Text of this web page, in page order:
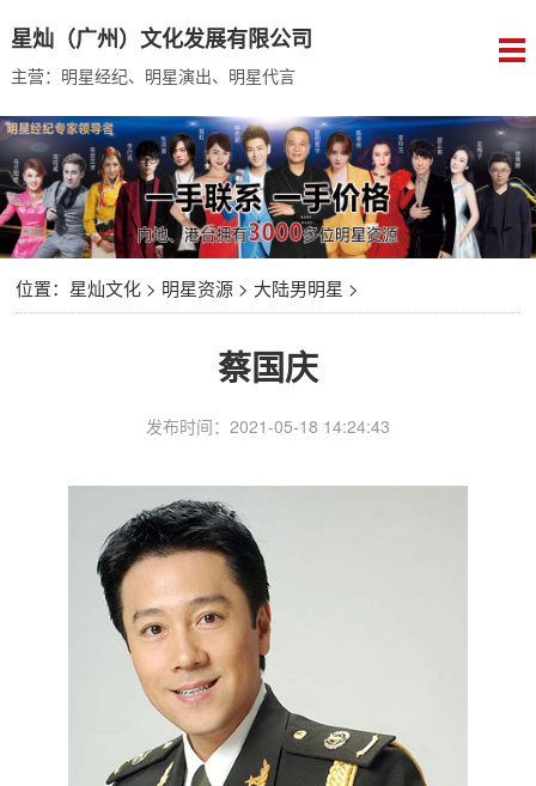
星灿（广州）文化发展有限公司
主营：明星经纪、明星演出、明星代言
位置： 星灿文化> 明星资源> 大陆男明星 >
蔡国庆
发布时间：2021-05-18 14:24:43